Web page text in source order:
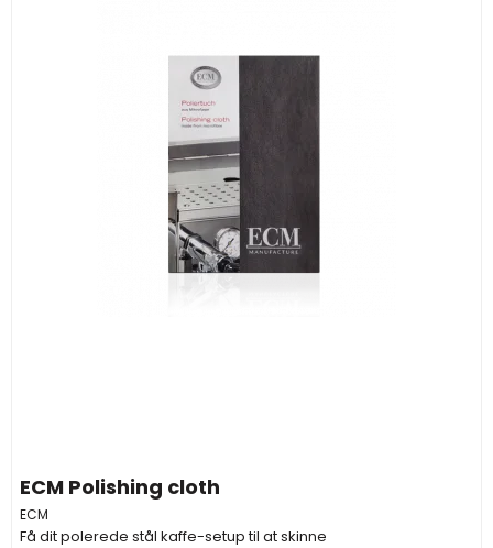
ECM Polishing cloth
ECM
Få dit polerede stål kaffe-setup til at skinne